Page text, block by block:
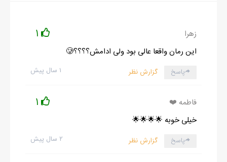
زهرا 1
این رمان واقعا عالی بود ولی ادامش؟؟؟؟🥲
۱ سال پیش پاسخ گزارش نظر
فاطمه ❤️ 1
خیلی خوبه 🌟🌟🌟🌟
۲ سال پیش پاسخ گزارش نظر